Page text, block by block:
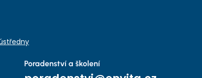
Poradenství a školení